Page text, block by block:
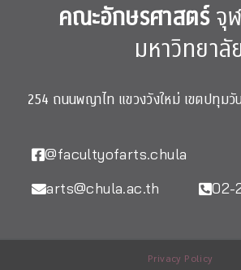
คณะอักษรศาสตร์จุ
มหาวิทยาลั
254 ถนนพญาไท แขวงวังใหม่ เขตปทุมวั
@facultyofarts.chula
arts@chula.ac.th
02-
Privacy Policy